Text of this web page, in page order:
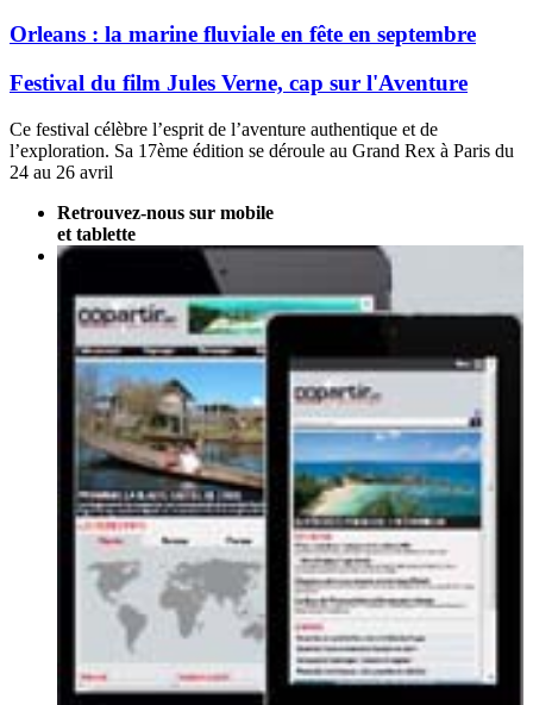
Orleans : la marine fluviale en fête en septembre
Festival du film Jules Verne, cap sur l'Aventure
Ce festival célèbre l’esprit de l’aventure authentique et de
l’exploration. Sa 17ème édition se déroule au Grand Rex à Paris du
24 au 26 avril
Retrouvez-nous sur mobile
et tablette